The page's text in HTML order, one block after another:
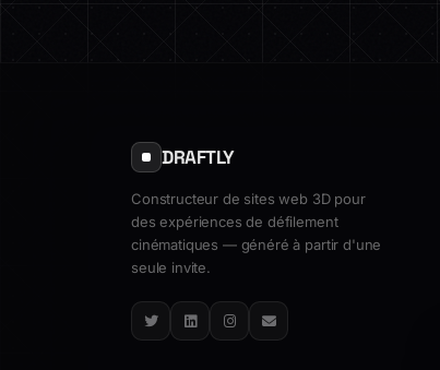
DRAFTLY
Constructeur de sites web 3D pour
des expériences de défilement
cinématiques — généré à partir d'une
seule invite.
TwitterLinkedInInstagram
Email